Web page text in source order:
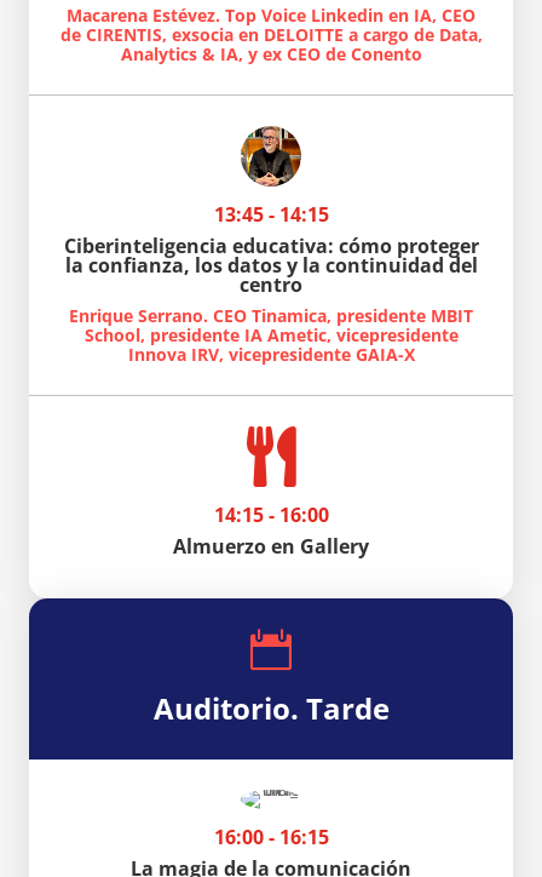
Macarena Estévez. Top Voice Linkedin en IA, CEO
de CIRENTIS, exsocia en DELOITTE a cargo de Data,
Analytics & IA, y ex CEO de Conento
13:45 - 14:15
Ciberinteligencia educativa: cómo proteger
la confianza, los datos y la continuidad del
centro
Enrique Serrano. CEO Tinamica, presidente MBIT
School, presidente IA Ametic, vicepresidente
Innova IRV, vicepresidente GAIA-X

14:15 - 16:00
Almuerzo en Gallery

Auditorio. Tarde
16:00 - 16:15
La magia de la comunicación